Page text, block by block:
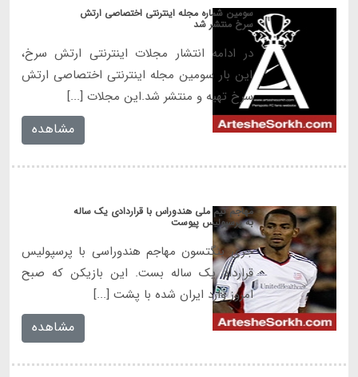
سومین شماره مجله اینترنتی اختصاصی ارتش
سرخ منتشر شد
در ادامه انتشار مجلات اینترنتی ارتش سرخ،
این بار سومین مجله اینترنتی اختصاصی ارتش
سرخ تهیه و منتشر شد.این مجلات [...]
مشاهده
مهاجم تیم ملی هندوراس با قراردادی یک ساله
به پرسپولیس پیوست
جری بنگتسون مهاجم هندوراسی با پرسپولیس
قرارداد یک ساله بست. این بازیکن که صبح
امروز وارد ایران شده با پشت [...]
مشاهده